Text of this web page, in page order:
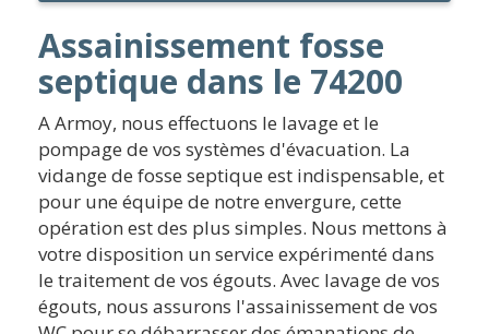
Assainissement fosse
septique dans le 74200
A Armoy, nous effectuons le lavage et le
pompage de vos systèmes d'évacuation. La
vidange de fosse septique est indispensable, et
pour une équipe de notre envergure, cette
opération est des plus simples. Nous mettons à
votre disposition un service expérimenté dans
le traitement de vos égouts. Avec lavage de vos
égouts, nous assurons l'assainissement de vos